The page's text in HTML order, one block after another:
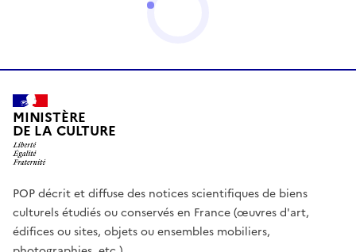
MINISTÈRE
DE LA CULTURE
POP décrit et diffuse des notices scientifiques de biens
culturels étudiés ou conservés en France (œuvres d'art,
édifices ou sites, objets ou ensembles mobiliers,